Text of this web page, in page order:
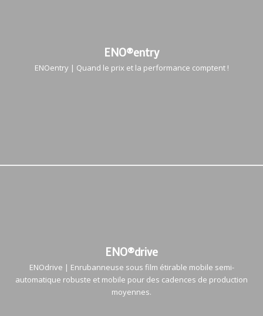
ENO®entry
ENOentry | Quand le prix et la performance comptent !
ENO®drive
ENOdrive | Enrubanneuse sous film étirable mobile semi-
automatique robuste et mobile pour des cadences de production
moyennes.